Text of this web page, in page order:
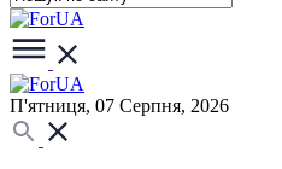
П'ятниця, 07 Серпня, 2026